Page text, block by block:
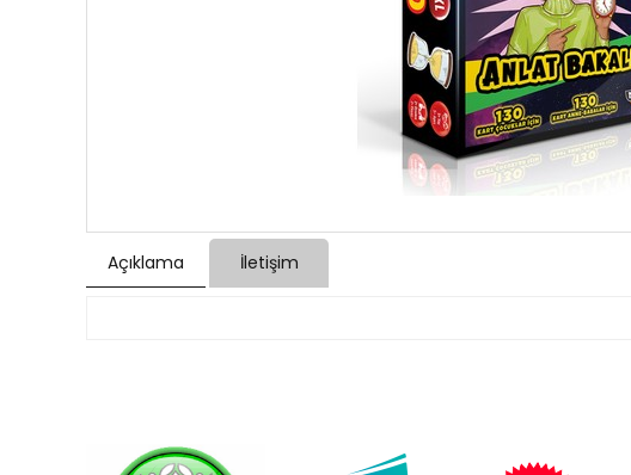
Açıklama İletişim